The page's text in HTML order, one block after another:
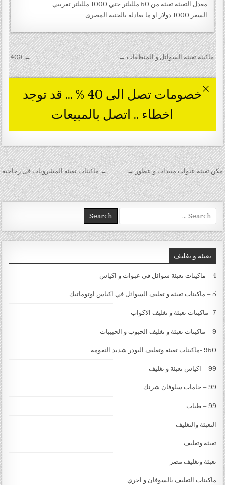
تصفّح المقالات ← ماكينات تعبئة المشروبات فى زجاجية مكن تعبئة عبوات مبيدات و عطور →
Search for:
تعبئة و تغليف
4 – ماكينات تعبئة سوائل في عبوات و اكياس
5 – ماكينات تعبئة و تغليف السوائل في اكياس اوتوماتيك
7 -ماكينات تعبئة و تغليف الاكواب
9 – ماكينات تعبئة و تغليف الحبوب و الحبيبات
950 -ماكينات تعبئة وتغليف البودر شديد النعومة
99 – اكياس تعبئة و تغليف
99 – خامات سلوفان شرنك
99 – طبات
التعبئة والتغليف
تعبئة وتغليف
تعبئة وتغليف مصر
ماكينات التغليف بالسوفان و اخري